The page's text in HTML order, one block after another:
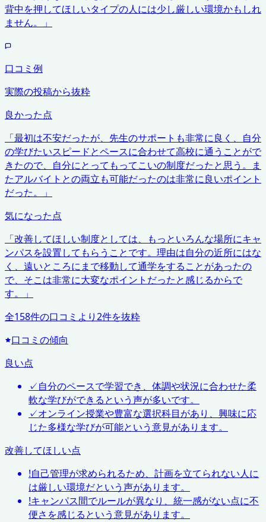
背中を押してほしいタイプの人には少し厳しい環境かもしれ
ません。
」
口コミ例
実際の投稿から抜粋
良かった点
「最初は不安だったが、先生のサポートも非常に良く、自分
の学びたいスピードとペースに合わせて高校に通うことがで
きたので、自分にとってもってこいの制度だったと思う。ま
たアルバイトとの両立も可能だったのは非常に良いポイント
だった。
」
気になった点
「改善してほしい制度としては、もっといろんな場所にキャ
ンパスを設置してもらうことです。理由は自分の近所にはな
く、遠いところにまで移動して通学をすることがあったの
で、そこは非常に大変なポイントだったと感じるからで
す。
」
全158件の口コミより2件を抜粋
口コミの傾向
良い点
✓自分のペースで学習でき、体調や状況に合わせた柔
軟な学びができるという声が多いです。
✓オンライン授業や豊富な選択科目があり、興味に応
じた多様な学びが可能という意見があります。
改善してほしい点
!自己管理が求められるため、計画を立てられない人に
は厳しい環境だという声があります。
!キャンパス間でルールが異なり、統一感がない点に不
便さを感じるという意見があります。